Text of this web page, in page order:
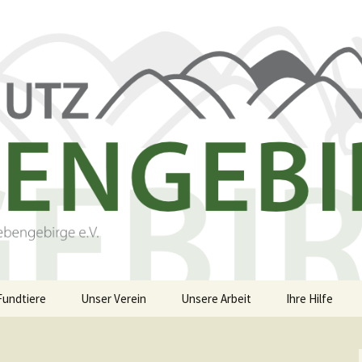
– Orscheider Tierschutzhof
Unser Verein Unsere Arbeit Ihre Hilfe